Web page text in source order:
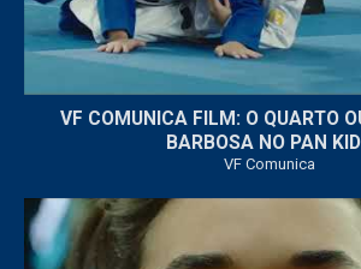
VF COMUNICA FILM: O QUARTO
BARBOSA NO PAN
VF Comunica
...